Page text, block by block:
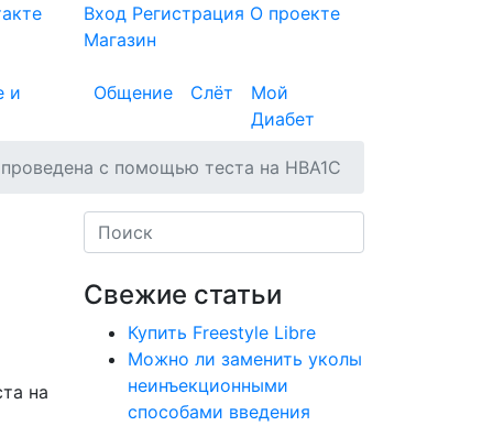
Вход Регистрация О проекте
Магазин
и Общение Слёт
Мой
Диабет
с помощью теста на HBA1C
Свежие статьи
Купить Freestyle Libre
Можно ли заменить уколы
неинъекционными
способами введения